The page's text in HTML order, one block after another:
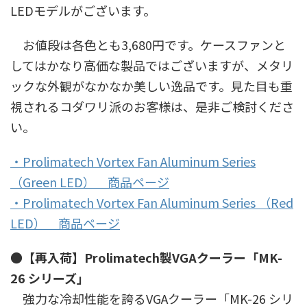
LEDモデルがございます。
お値段は各色とも3,680円です。ケースファンと
してはかなり高価な製品ではございますが、メタリ
ックな外観がなかなか美しい逸品です。見た目も重
視されるコダワリ派のお客様は、是非ご検討くださ
い。
・Prolimatech Vortex Fan Aluminum Series
（Green LED） 商品ページ
・Prolimatech Vortex Fan Aluminum Series （Red
LED） 商品ページ
●【再入荷】Prolimatech製VGAクーラー「MK-
26 シリーズ」
強力な冷却性能を誇るVGAクーラー「MK-26 シリ